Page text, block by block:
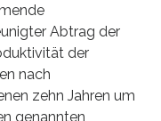
Abtrag der
der
nach
zehn Jahren um
genannten